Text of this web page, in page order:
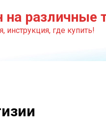
на различные
инструкция, где купить!